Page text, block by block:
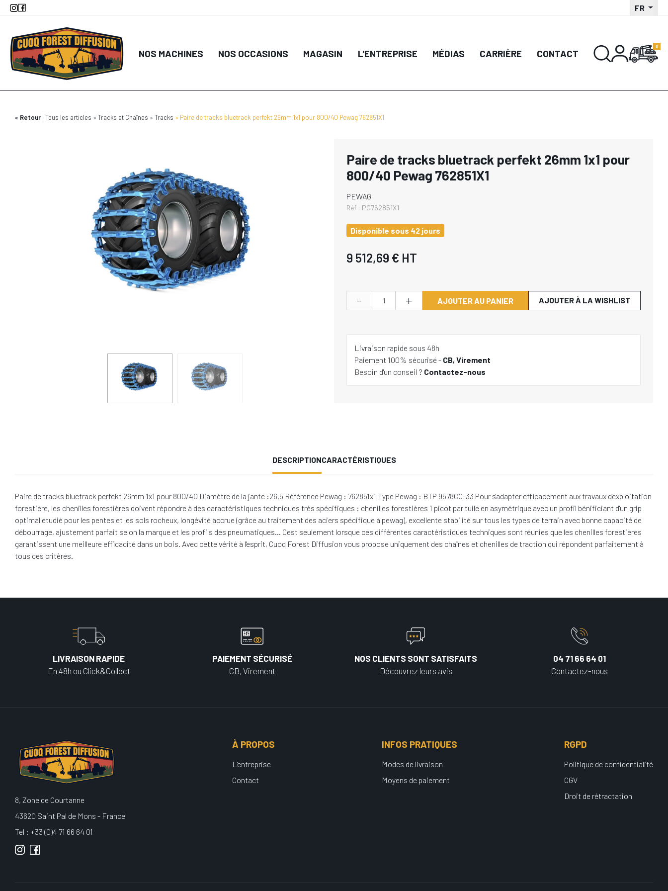
Aller
principal
FR
NOS MACHINES NOS OCCASIONS MAGASIN L'ENTREPRISE MÉDIAS CARRIÈRE CONTACT
Retour Tous les articles Tracks et Chaînes Tracks Paire de tracks bluetrack perfekt 26mm 1x1 pour 800/40 Pewag 762851X1
Paire de tracks bluetrack perfekt 26mm 1x1 pour
800/40 Pewag 762851X1
PEWAG
Réf : PG762851X1
Disponible sous 42 jours
9 512,69 € HT
- + AJOUTER AU PANIER AJOUTER À LA WISHLIST
Livraison rapide sous 48h
Paiement 100% sécurisé - CB, Virement
Besoin d'un conseil ? Contactez-nous
DESCRIPTIONCARACTÉRISTIQUES
Paire de tracks bluetrack perfekt 26mm 1x1 pour 800/40 Diamètre de la jante :26,5 Référence Pewag : 762851x1 Type Pewag : BTP 9578CC-33 Pour s'adapter efficacement aux travaux d'exploitation
forestière, les chenilles forestières doivent répondre à des caractéristiques techniques très spécifiques : chenilles forestières 1 picot par tuile en asymétrique avec un profil bénificiant d'un grip
optimal etudié pour les pentes et les sols rocheux, longévité accrue (grâce au traitement des aciers spécifique à pewag), excellente stabilité sur tous les types de terrain avec bonne capacité de
débourrage, ajustement parfait selon la marque et les profils des pneumatiques… C'est seulement lorsque ces différentes caractéristiques techniques sont réunies que les chenilles forestières
garantissent une meilleure efficacité dans un bois. Avec cette vérité à l'esprit, Cuoq Forest Diffusion vous propose uniquement des chaînes et chenilles de traction qui répondent parfaitement à
tous ces critères.
LIVRAISON RAPIDE
En 48h ou Click&Collect
PAIEMENT SÉCURISÉ
CB, Virement
NOS CLIENTS SONT SATISFAITS
Découvrez leurs avis
04 71 66 64 01
Contactez-nous
8, Zone de Courtanne
43620 Saint Pal de Mons - France
Tel : +33 (0)4 71 66 64 01
À PROPOS
L'entreprise
Contact
INFOS PRATIQUES
Modes de livraison
Moyens de paiement
RGPD
Politique de confidentialité
CGV
Droit de rétractation